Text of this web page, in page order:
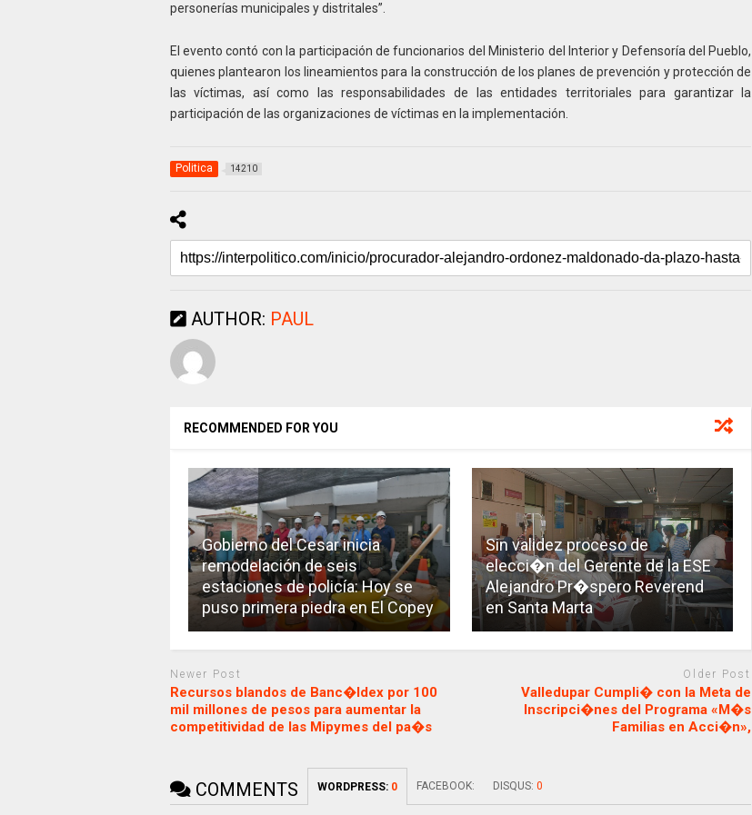
personerías municipales y distritales”.
El evento contó con la participación de funcionarios del Ministerio del Interior y Defensoría del Pueblo,
quienes plantearon los lineamientos para la construcción de los planes de prevención y protección de
las víctimas, así como las responsabilidades de las entidades territoriales para garantizar la
participación de las organizaciones de víctimas en la implementación.
Politica 14210
AUTHOR: PAUL
RECOMMENDED FOR YOU
Gobierno del Cesar inicia
remodelación de seis
estaciones de policía: Hoy se
puso primera piedra en El Copey
Sin validez proceso de
elecci�n del Gerente de la ESE
Alejandro Pr�spero Reverend
en Santa Marta
Newer Post
Recursos blandos de Banc�ldex por 100
mil millones de pesos para aumentar la
competitividad de las Mipymes del pa�s
Older Post
Valledupar Cumpli� con la Meta de
Inscripci�nes del Programa «M�s
Familias en Acci�n»,
COMMENTS WORDPRESS: 0 FACEBOOK: DISQUS: 0